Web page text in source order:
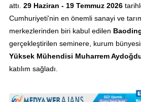
attı. 29 Haziran - 19 Temmuz 2026
Cumhuriyeti'nin en önemli sanayi ve
merkezlerinden biri kabul edilen
gerçekleştirilen seminere, kurum
Yüksek Mühendisi Muharrem
katılım sağladı.